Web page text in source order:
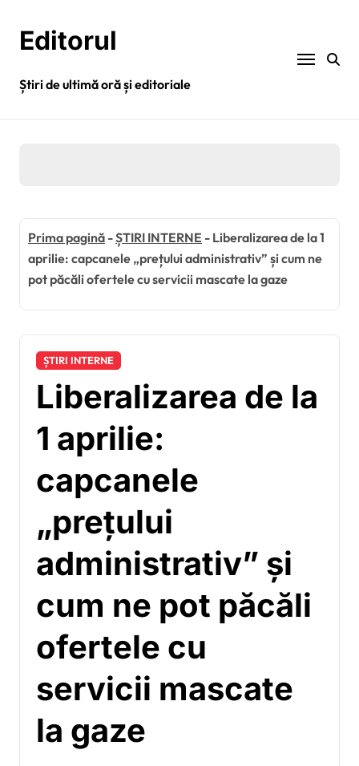
conținutEditorul
Știri de ultimă oră și editoriale
Prima pagină -ȘTIRI INTERNE - Liberalizarea de la 1
aprilie: capcanele „prețului administrativ” și cum ne
pot păcăli ofertele cu servicii mascate la gaze
ȘTIRI INTERNE
Liberalizarea de la
1 aprilie:
capcanele
„prețului
administrativ” și
cum ne pot păcăli
ofertele cu
servicii mascate
la gaze